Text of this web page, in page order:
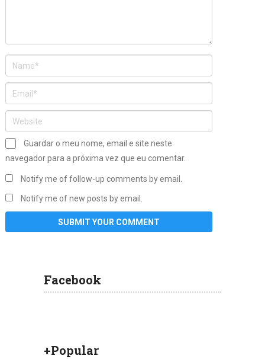
Guardar o meu nome, email e site neste
navegador para a próxima vez que eu comentar.
Notify me of follow-up comments by email.
Notify me of new posts by email.
Facebook
+Popular